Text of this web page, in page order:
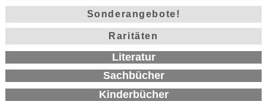
Sonderangebote!
Raritäten
Literatur
Sachbücher
Kinderbücher